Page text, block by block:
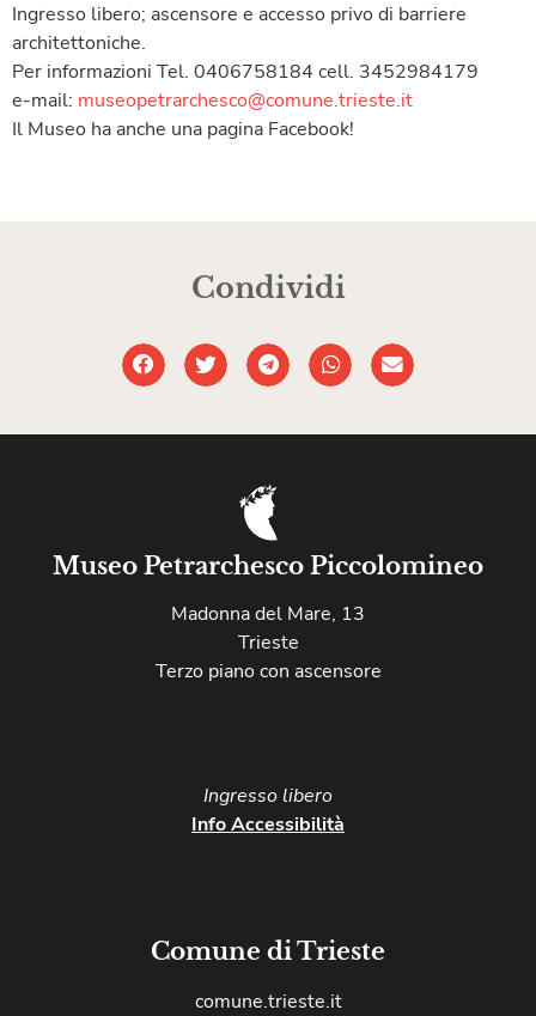
Ingresso libero; ascensore e accesso privo di barriere
architettoniche.
Per informazioni Tel. 0406758184 cell. 3452984179
e-mail: museopetrarchesco@comune.trieste.it
Il Museo ha anche una pagina Facebook!
Condividi
Museo Petrarchesco Piccolomineo
Madonna del Mare, 13
Trieste
Terzo piano con ascensore
Ingresso libero​
Info Accessibilità
Comune di Trieste
comune.trieste.it